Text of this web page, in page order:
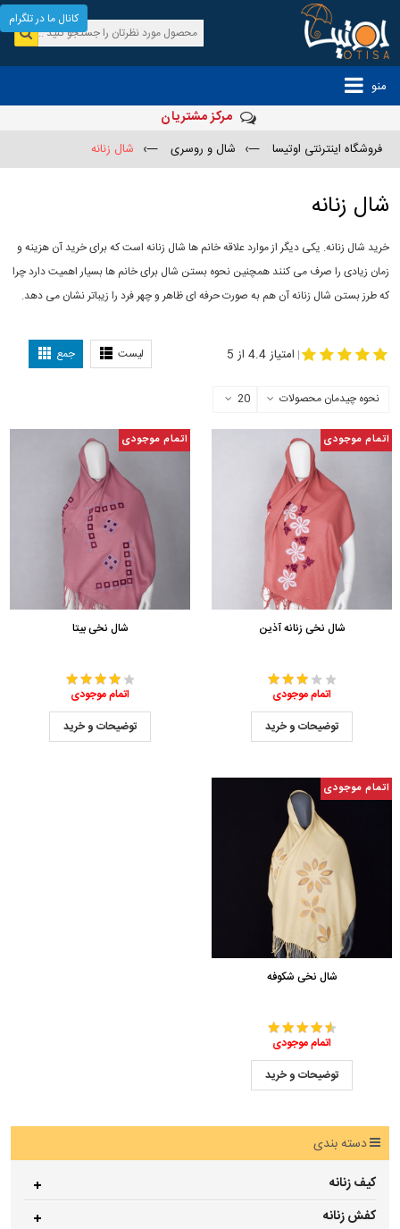
منو
مرکز مشتریان
فروشگاه اینترنتی اوتیسا —› شال و روسری —› شال زنانه
شال زنانه
خرید شال زنانه. یکی دیگر از موارد علاقه خانم ها شال زنانه است که برای خرید آن هزینه و
زمان زیادی را صرف می کنند همچنین نحوه بستن شال برای خانم ها بسیار اهمیت دارد چرا
که طرز بستن شال زنانه آن هم به صورت حرفه ای ظاهر و چهر فرد را زیباتر نشان می دهد.
لیست جمع | امتیاز 4.4 از 5
نحوه چیدمان محصولات 20
اتمام موجودی
شال نخی زنانه آذین
اتمام موجودی
توضیحات و خرید
اتمام موجودی
شال نخی بیتا
اتمام موجودی
توضیحات و خرید
اتمام موجودی
شال نخی شکوفه
اتمام موجودی
توضیحات و خرید
دسته بندی
کیف زنانه
کفش زنانه
کانال ما در تلگرام